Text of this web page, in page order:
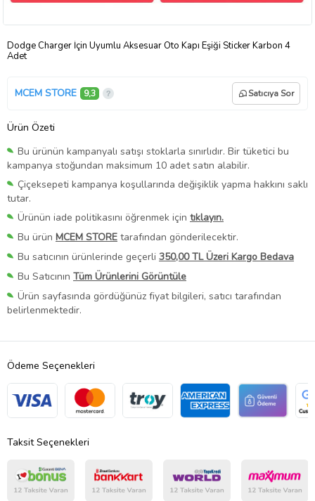
Dodge Charger İçin Uyumlu Aksesuar Oto Kapı Eşiği Sticker Karbon 4
Adet
MCEM STORE 9,3 Satıcıya Sor
Ürün Özeti
Bu ürünün kampanyalı satışı stoklarla sınırlıdır. Bir tüketici bu
kampanya stoğundan maksimum 10 adet satın alabilir.
Çiçeksepeti kampanya koşullarında değişiklik yapma hakkını saklı
tutar.
Ürünün iade politikasını öğrenmek için tıklayın.
Bu ürün MCEM STORE tarafından gönderilecektir.
Bu satıcının ürünlerinde geçerli 350,00 TL Üzeri Kargo Bedava
Bu Satıcının Tüm Ürünlerini Görüntüle
Ürün sayfasında gördüğünüz fiyat bilgileri, satıcı tarafından
belirlenmektedir.
Ödeme Seçenekleri
Taksit Seçenekleri